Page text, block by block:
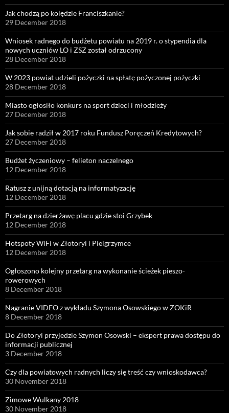
Jak chodzą po kolędzie Franciszkanie?
29 December 2018
Wniosek radnego do budżetu powiatu na 2019 r. o stypendia dla
nowych uczniów LO i ZSZ został odrzucony
28 December 2018
W 2023 powiat udzieli pożyczki na spłatę pożyczonej pożyczki
28 December 2018
Miasto ogłosiło konkurs na sport dzieci i młodzieży
27 December 2018
Jak sobie radził w 2017 roku Fundusz Poręczeń Kredytowych?
27 December 2018
Budżet życzeniowy – felieton naczelnego
12 December 2018
Ratusz z unijną dotacją na informatyzację
12 December 2018
Przetarg na dzierżawę placu gdzie stoi Grzybek
12 December 2018
Hotspoty WiFi w Złotoryi i Pielgrzymce
12 December 2018
Ogłoszono kolejny przetarg na wykonanie ścieżek pieszo-
rowerowych
8 December 2018
Nagranie VIDEO z wykładu Szymona Osowskiego w ZOKiR
8 December 2018
Do Złotoryi przyjedzie Szymon Osowski – ekspert prawa dostępu do
informacji publicznej
3 December 2018
Czy dla powiatowych radnych liczy się treść czy wnioskodawca?
30 November 2018
Zimowe Wulkany 2018
30 November 2018